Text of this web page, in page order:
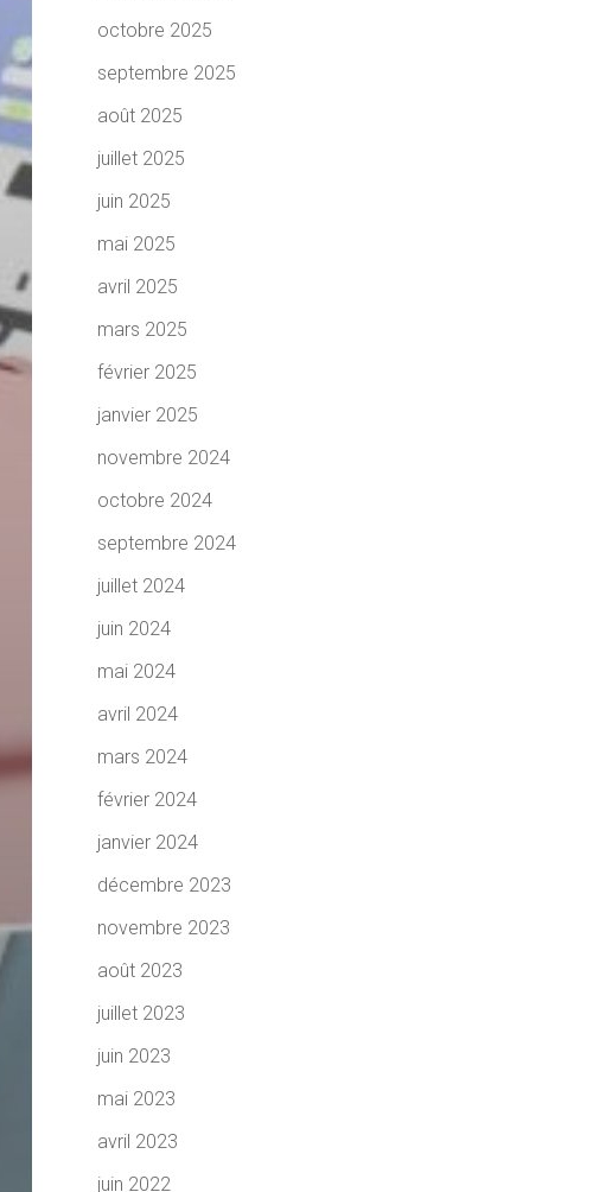
octobre 2025
septembre 2025
août 2025
juillet 2025
juin 2025
mai 2025
avril 2025
mars 2025
février 2025
janvier 2025
novembre 2024
octobre 2024
septembre 2024
juillet 2024
juin 2024
mai 2024
avril 2024
mars 2024
février 2024
janvier 2024
décembre 2023
novembre 2023
août 2023
juillet 2023
juin 2023
mai 2023
avril 2023
juin 2022